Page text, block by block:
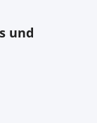
und